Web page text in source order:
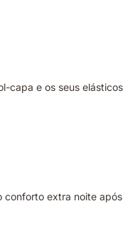
capa e os seus elásticos
conforto extra noite após